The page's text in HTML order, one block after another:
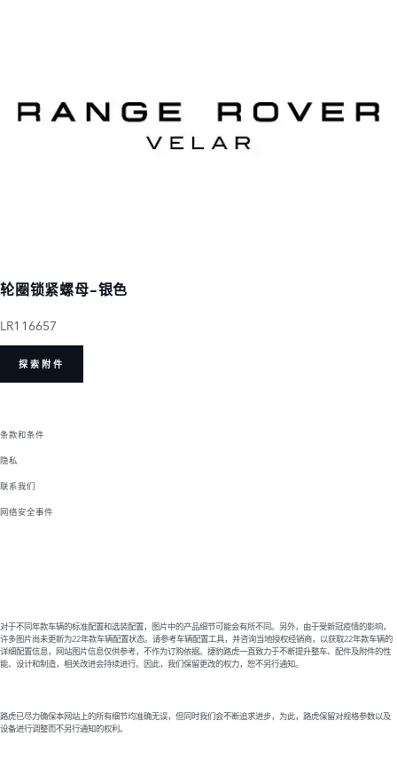
轮圈锁紧螺母-银色
LR116657
探索附件
条款和条件
隐私
联系我们
网络安全事件
对于不同年款车辆的标准配置和选装配置，图片中的产品细节可能会有所不同。另外，由于受新冠疫情的影响，
许多图片尚未更新为22年款车辆配置状态。请参考车辆配置工具，并咨询当地授权经销商，以获取22年款车辆的
详细配置信息，网站图片信息仅供参考，不作为订购依据。捷豹路虎一直致力于不断提升整车、配件及附件的性
能、设计和制造，相关改进会持续进行。因此，我们保留更改的权力，恕不另行通知。
路虎已尽力确保本网站上的所有细节均准确无误，但同时我们会不断追求进步，为此，路虎保留对规格参数以及
设备进行调整而不另行通知的权利。